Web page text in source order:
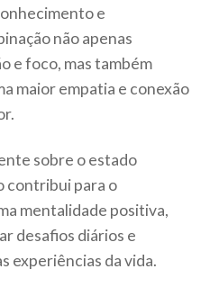
e
não apenas
e foco, mas também
maior empatia e conexão
sobre o estado
contribui para o
mentalidade positiva,
desafios diários e
experiências da vida.